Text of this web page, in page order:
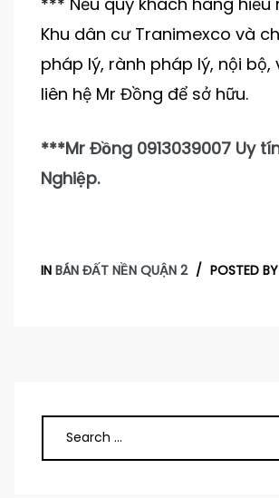
Khu dân cư Tranimexco và
pháp lý, rành pháp lý, nội bộ,
liên hệ Mr Đồng để sở hữu.
***Mr Đồng 0913039007 Uy
Nghiệp.
IN BÁN ĐẤT NỀN QUẬN 2 POSTED BY